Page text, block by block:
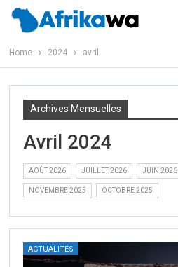
Home 2024 avril
Archives Mensuelles
Avril 2024
AOÛT 2026 JUILLET 2026 JUIN 2026
NOVEMBRE 2025 OCTOBRE 2025
ACTUALITÉS